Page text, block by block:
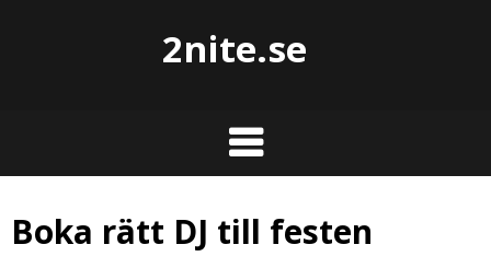
2nite.se
Boka rätt DJ till festen